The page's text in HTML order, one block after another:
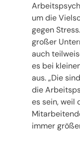
um die
gegen
großer
auch
es bei
aus. „Die
die
es sein, weil
immer